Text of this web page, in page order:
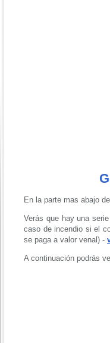
En la parte mas abajo
Verás que hay una
caso de incendio si el
se paga a valor venal) -
A continuación podrás